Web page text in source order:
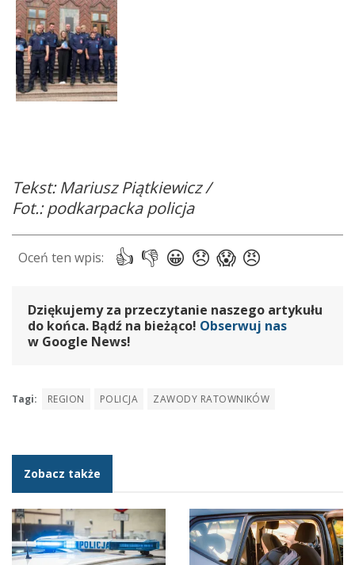
Tekst: Mariusz Piątkiewicz /
Fot.: podkarpacka policja
Dziękujemy za przeczytanie naszego artykułu
do końca. Bądź na bieżąco! Obserwuj nas
w Google News!
Tagi: REGION POLICJA ZAWODY RATOWNIKÓW
Zobacz także